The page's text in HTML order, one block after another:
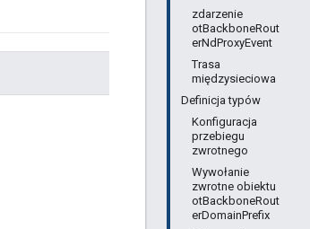
zdarzenie
otBackboneRout
erNdProxyEvent
Trasa
międzysieciowa
Definicja typów
Konfiguracja
przebiegu
zwrotnego
Wywołanie
zwrotne obiektu
otBackboneRout
erDomainPrefix